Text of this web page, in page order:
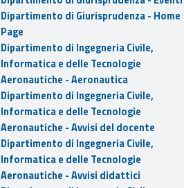
Dipartimento di Giurisprudenza - Home
Page
Dipartimento di Ingegneria Civile,
Informatica e delle Tecnologie
Aeronautiche - Aeronautica
Dipartimento di Ingegneria Civile,
Informatica e delle Tecnologie
Aeronautiche - Avvisi del docente
Dipartimento di Ingegneria Civile,
Informatica e delle Tecnologie
Aeronautiche - Avvisi didattici